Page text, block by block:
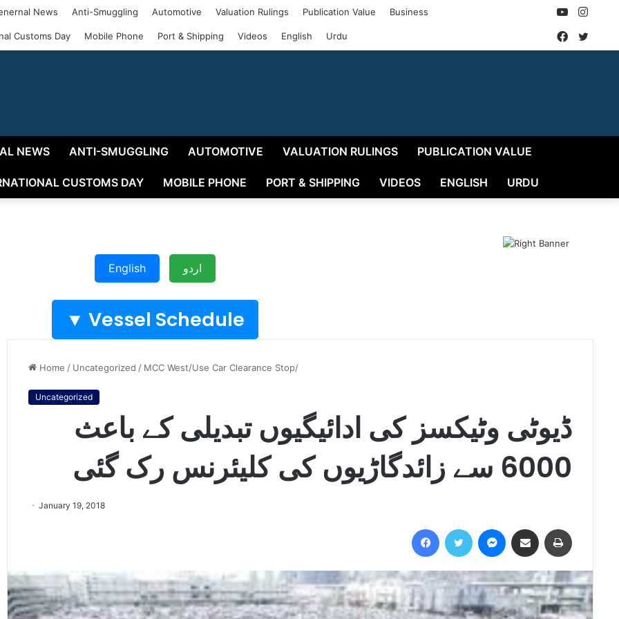
News Anti-Smuggling Automotive Valuation Rulings Publication Value Business
Customs Day Mobile Phone Port & Shipping Videos English Urdu
YouTube
Facebook
NEWS ANTI-SMUGGLING AUTOMOTIVE VALUATION RULINGS PUBLICATION VALUE
CUSTOMS DAY MOBILE PHONE PORT & SHIPPING VIDEOS ENGLISH URDU
English اردو
Vessel Schedule ▼
Home / Uncategorized / MCC West/Use Car Clearance Stop/
Uncategorized
ڈیوٹی وٹیکسز کی ادائیگیوں تبدیلی کے باعث
6000 سے زائدگاڑیوں کی کلیئرنس رک گئی
January 19, 2018